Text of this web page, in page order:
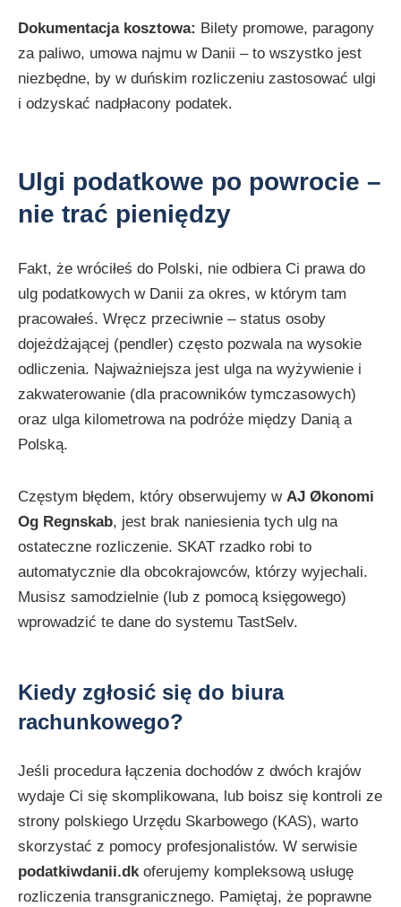
Dokumentacja kosztowa: Bilety promowe, paragony
za paliwo, umowa najmu w Danii – to wszystko jest
niezbędne, by w duńskim rozliczeniu zastosować ulgi
i odzyskać nadpłacony podatek.
Ulgi podatkowe po powrocie –
nie trać pieniędzy
Fakt, że wróciłeś do Polski, nie odbiera Ci prawa do
ulg podatkowych w Danii za okres, w którym tam
pracowałeś. Wręcz przeciwnie – status osoby
dojeżdżającej (pendler) często pozwala na wysokie
odliczenia. Najważniejsza jest ulga na wyżywienie i
zakwaterowanie (dla pracowników tymczasowych)
oraz ulga kilometrowa na podróże między Danią a
Polską.
Częstym błędem, który obserwujemy w AJ Økonomi
Og Regnskab, jest brak naniesienia tych ulg na
ostateczne rozliczenie. SKAT rzadko robi to
automatycznie dla obcokrajowców, którzy wyjechali.
Musisz samodzielnie (lub z pomocą księgowego)
wprowadzić te dane do systemu TastSelv.
Kiedy zgłosić się do biura
rachunkowego?
Jeśli procedura łączenia dochodów z dwóch krajów
wydaje Ci się skomplikowana, lub boisz się kontroli ze
strony polskiego Urzędu Skarbowego (KAS), warto
skorzystać z pomocy profesjonalistów. W serwisie
podatkiwdanii.dk oferujemy kompleksową usługę
rozliczenia transgranicznego. Pamiętaj, że poprawne